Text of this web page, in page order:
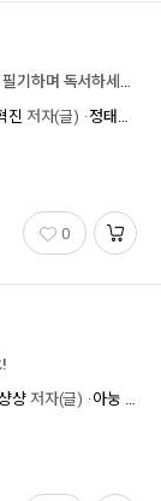
하며 독서하세요!
진 저자(글) 정태겸
0
샹 저자(글) 아눙 저자